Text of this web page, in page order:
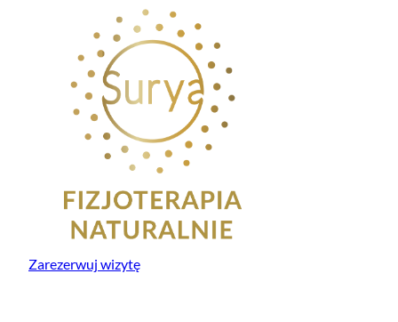
Zarezerwuj wizytę